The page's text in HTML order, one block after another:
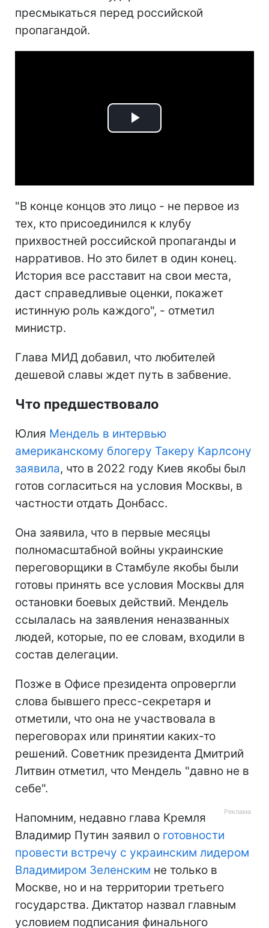
пресмыкаться перед российской
пропагандой.
Play
"В конце концов это лицо - не первое из
тех, кто присоединился к клубу
прихвостней российской пропаганды и
нарративов. Но это билет в один конец.
История все расставит на свои места,
даст справедливые оценки, покажет
истинную роль каждого", - отметил
министр.
Глава МИД добавил, что любителей
дешевой славы ждет путь в забвение.
Что предшествовало
Юлия Мендель в интервью
американскому блогеру Такеру Карлсону
заявила, что в 2022 году Киев якобы был
готов согласиться на условия Москвы, в
частности отдать Донбасс.
Она заявила, что в первые месяцы
полномасштабной войны украинские
переговорщики в Стамбуле якобы были
готовы принять все условия Москвы для
остановки боевых действий. Мендель
ссылалась на заявления неназванных
людей, которые, по ее словам, входили в
состав делегации.
Позже в Офисе президента опровергли
слова бывшего пресс-секретаря и
отметили, что она не участвовала в
переговорах или принятии каких-то
решений. Советник президента Дмитрий
Литвин отметил, что Мендель "давно не в
себе".
Напомним, недавно глава Кремля
Владимир Путин заявил о готовности
провести встречу с украинским лидером
Владимиром Зеленским не только в
Москве, но и на территории третьего
государства. Диктатор назвал главным
условием подписания финального